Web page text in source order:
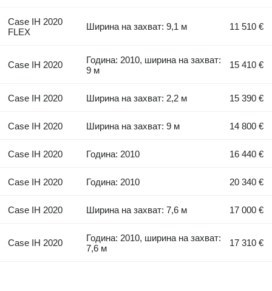
Case IH 2020
FLEX
Ширина на захват: 9,1 м 11 510 €
Case IH 2020
Година: 2010, ширина на захват:
9 м
15 410 €
Case IH 2020 Ширина на захват: 2,2 м 15 390 €
Case IH 2020 Ширина на захват: 9 м 14 800 €
Case IH 2020 Година: 2010 16 440 €
Case IH 2020 Година: 2010 20 340 €
Case IH 2020 Ширина на захват: 7,6 м 17 000 €
Case IH 2020
Година: 2010, ширина на захват:
7,6 м
17 310 €